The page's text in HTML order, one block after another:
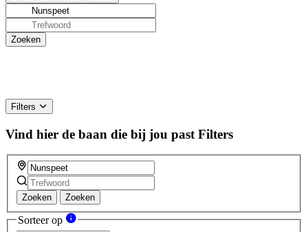
Filters
Vind hier de baan die bij jou past Filters
Zoeken Zoeken
Sorteer op